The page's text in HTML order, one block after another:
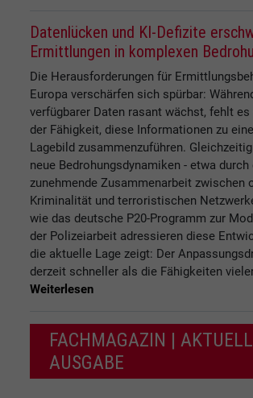
Datenlücken und KI-Defizite
Ermittlungen in komplexen
Die Herausforderungen für
Europa verschärfen sich spürbar:
verfügbarer Daten rasant wächst, fehlt
der Fähigkeit, diese Informationen zu
Lagebild zusammenzuführen.
neue Bedrohungsdynamiken - etwa durch
zunehmende Zusammenarbeit zwischen
Kriminalität und terroristischen
wie das deutsche P20-Programm zur
der Polizeiarbeit adressieren diese
die aktuelle Lage zeigt: Der
derzeit schneller als die Fähigkeiten
Weiterlesen
FACHMAGAZIN |
AUSGABE